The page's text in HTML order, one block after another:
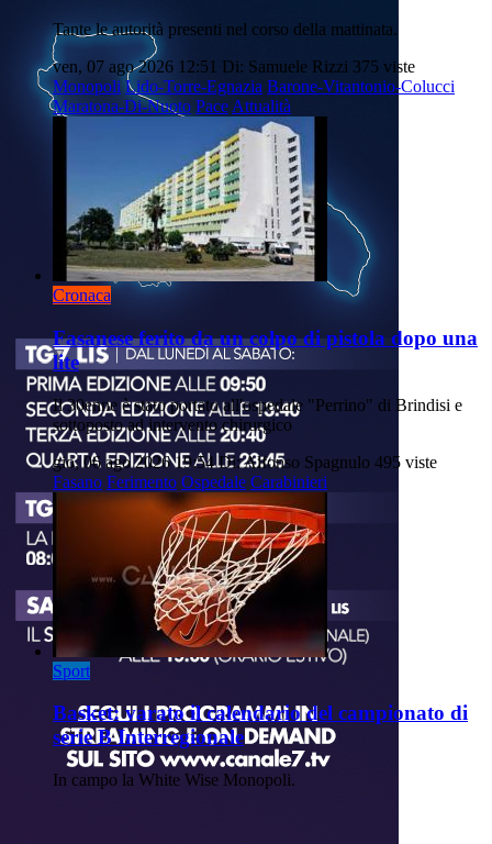
Tante le autorità presenti nel corso della mattinata.
ven, 07 ago 2026 12:51 Di: Samuele Rizzi 375 viste
Monopoli Lido-Torre-Egnazia Barone-Vitantonio-Colucci
Maratona-Di-Nuoto Pace Attualità
Cronaca
Fasanese ferito da un colpo di pistola dopo una
lite
Il 30enne è stato portato all'ospedale "Perrino" di Brindisi e
sottoposto ad intervento chirurgico
gio, 06 ago 2026 19:54 Di: Alfonso Spagnulo 495 viste
Fasano Ferimento Ospedale Carabinieri
Sport
Basket: varato il calendario del campionato di
serie B Interregionale
In campo la White Wise Monopoli.